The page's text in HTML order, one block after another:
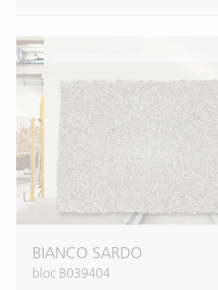
BIANCO SARDO
bloc B039404